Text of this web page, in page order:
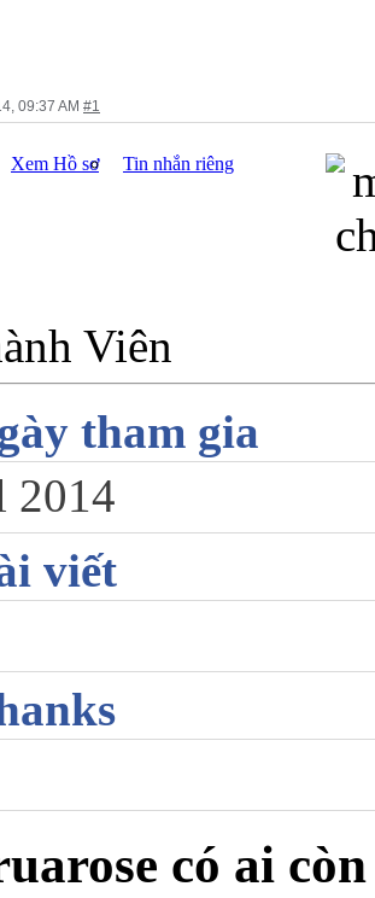
09:37 AM #1
Xem Hồ sơ Tin nhắn riêng
Viên
tham gia
2014
viết
có ai